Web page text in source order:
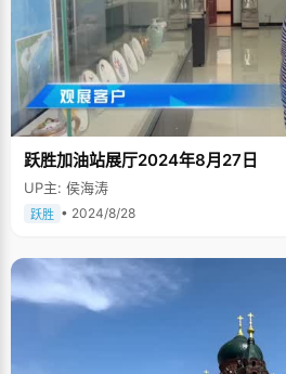
跃胜加油站展厅2024年8月27日
UP主: 侯海涛
跃胜 • 2024/8/28